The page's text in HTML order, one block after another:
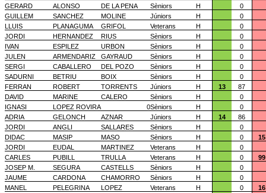
GERARD
ALONSO DE LA PENA Sèniors H
0
GUILLEM
SANCHEZ MOLINE Júniors H
0
LLUIS
PLANAGUMA GRIFOL Veterans H
0
JORDI
HERNANDEZ RIUS Sèniors H
0
IVAN
ESPILEZ URBON Sèniors H
0
JULEN
ARMENDARIZ GAYRAUD Sèniors H
0
SERGI
CABALLERO DEL POZO Sèniors H
0
SADURNI
BETRIU BOIX Sèniors H
0
FERRAN
ROBERT TORRENTS Júniors H 13
87
DAVID
MARINE CALERO Sèniors H
0
IGNASI
LOPEZ ROVIRA 0Sèniors H
0
ADRIA
GELONCH AZNAR Júniors H 14
86
JORDI
ANGLI SALLARES Sèniors H
0
DIDAC
MASIP MASO Sèniors H 0
15
JORDI
EUDAL MARTINEZ Veterans H
0
CARLES
PUBILL TRULLA Veterans H 0
99
JOSEP M.
SEGURA CASTELLS Sèniors H
0
JAUME
CARDONA CHAMORRO Sèniors H
0
MANEL
PELEGRINA LOPEZ Veterans H 0
16